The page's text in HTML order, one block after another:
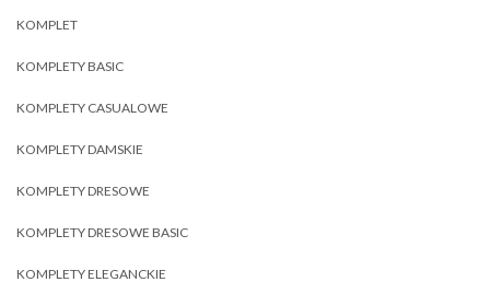
KOMPLET
KOMPLETY BASIC
KOMPLETY CASUALOWE
KOMPLETY DAMSKIE
KOMPLETY DRESOWE
KOMPLETY DRESOWE BASIC
KOMPLETY ELEGANCKIE